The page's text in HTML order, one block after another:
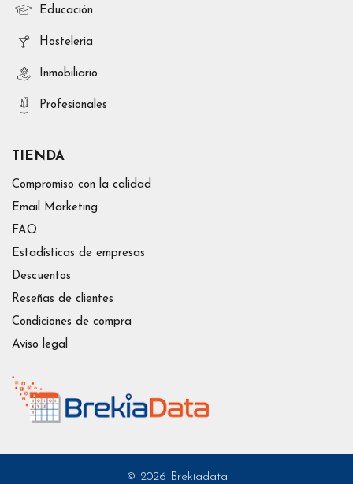
Educación
Hosteleria
Inmobiliario
Profesionales
TIENDA
Compromiso con la calidad
Email Marketing
FAQ
Estadísticas de empresas
Descuentos
Reseñas de clientes
Condiciones de compra
Aviso legal
© 2026 Brekiadata